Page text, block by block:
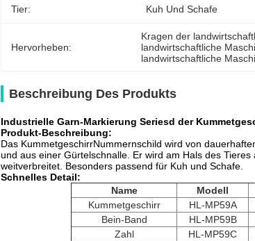
Tier: Kuh Und Schafe
Hervorheben:
Kragen der
landwirtschaftliche
landwirtschaftliche
Beschreibung Des Produkts
Industrielle Garn-Markierung Seriesd der
Produkt-Beschreibung:
Das KummetgeschirrNummernschild wird von
und aus einer Gürtelschnalle. Er wird am Hals des
weitverbreitet. Besonders passend für Kuh und Schafe.
Schnelles Detail:
Name
Modell
Kummetgeschirr
HL-MP59A
Bein-Band
HL-MP59B
Zahl
HL-MP59C